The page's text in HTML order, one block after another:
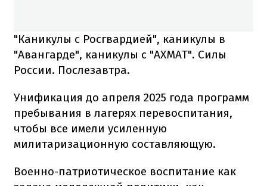
"Каникулы с Росгвардией", каникулы в
"Авангарде", каникулы с "АХМАТ". Силы
России. Послезавтра.
Унификация до апреля 2025 года программ
пребывания в лагерях перевоспитания,
чтобы все имели усиленную
милитаризационную составляющую.
Военно-патриотическое воспитание как